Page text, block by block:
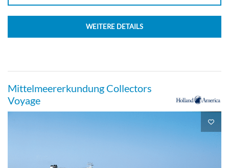
WEITERE DETAILS
Mittelmeererkundung Collectors
Voyage